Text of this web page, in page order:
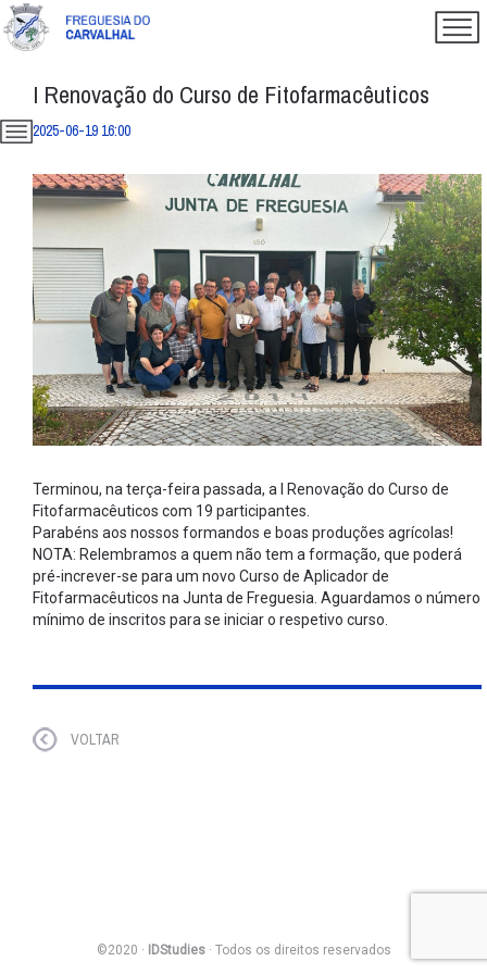
I Renovação do Curso de Fitofarmacêuticos
2025-06-19 16:00
Terminou, na terça-feira passada, a I Renovação do Curso de
Fitofarmacêuticos com 19 participantes.
Parabéns aos nossos formandos e boas produções agrícolas!
NOTA: Relembramos a quem não tem a formação, que poderá
pré-increver-se para um novo Curso de Aplicador de
Fitofarmacêuticos na Junta de Freguesia. Aguardamos o número
mínimo de inscritos para se iniciar o respetivo curso.
VOLTAR
©2020 · IDStudies· Todos os direitos reservados